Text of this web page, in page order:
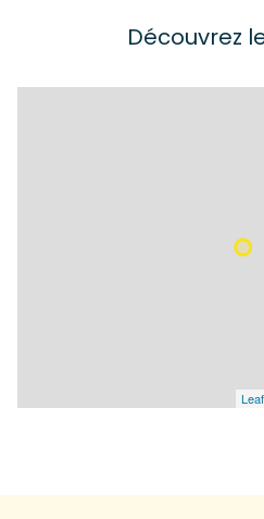
Découvrez